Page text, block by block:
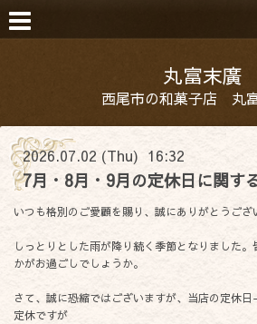
丸富末廣
西尾市の和菓子店 丸
2026.07.02 (Thu) 16:32
7月・8月・9月の定休日に関す
いつも格別のご愛顧を賜り、誠にありがとうござ
しっとりとした雨が降り続く季節となりました
かがお過ごしでしょうか。
さて、誠に恐縮ではございますが、当店の定休
定休ですが